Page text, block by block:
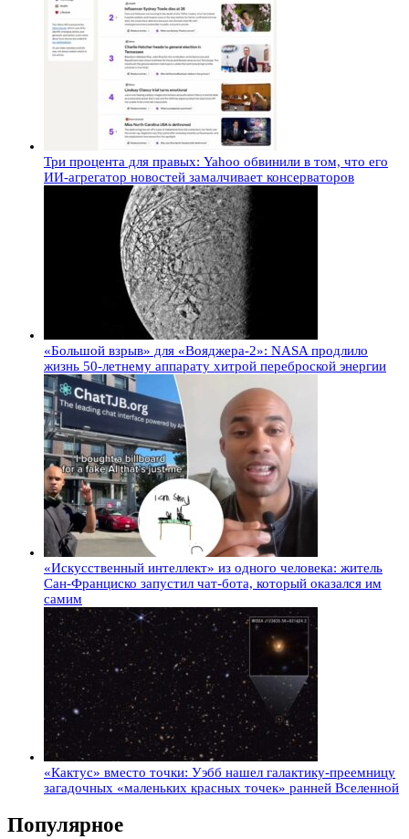
Три процента для правых: Yahoo обвинили в том, что его
ИИ-агрегатор новостей замалчивает консерваторов
«Большой взрыв» для «Вояджера-2»: NASA продлило
жизнь 50-летнему аппарату хитрой переброской энергии
«Искусственный интеллект» из одного человека: житель
Сан-Франциско запустил чат-бота, который оказался им
самим
«Кактус» вместо точки: Уэбб нашел галактику-преемницу
загадочных «маленьких красных точек» ранней Вселенной
Популярное